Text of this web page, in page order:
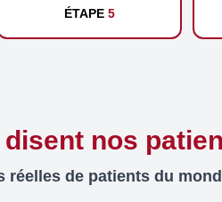
ÉTAPE 5
disent nos
réelles de patients du